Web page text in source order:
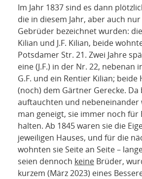
Im Jahr 1837 sind es dann
die in diesem Jahr, aber auch
Gebrüder bezeichnet wurden:
Kilian und J.F. Kilian, beide
Potsdamer Str. 21. Zwei Jahre
eine (J.F.) in der Nr. 22, nebenan
G.F. und ein Rentier Kilian;
(noch) dem Gärtner Gerecke. Da
auftauchten und nebeneinander
man geneigt, sie immer noch für
halten. Ab 1845 waren sie die
jeweiligen Hauses, und für die
wohnten sie Seite an Seite –
seien dennoch keineBrüder,
kurzem (März 2023) eines